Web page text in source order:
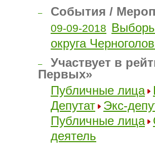
– События /
09-09-2018 Выборы
округа
–
Участвует в
Первых»
Публичные лица
Депутат
Экс-
Публичные лица
деятель